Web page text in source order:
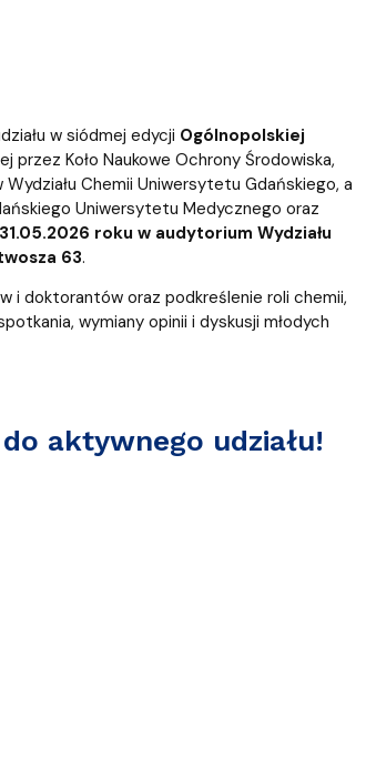
w siódmej edycji Ogólnopolskiej
przez Koło Naukowe Ochrony Środowiska,
Chemii Uniwersytetu Gdańskiego, a
Uniwersytetu Medycznego oraz
roku w audytorium Wydziału
63.
i doktorantów oraz podkreślenie roli chemii,
wymiany opinii i dyskusji młodych
aktywnego udziału!